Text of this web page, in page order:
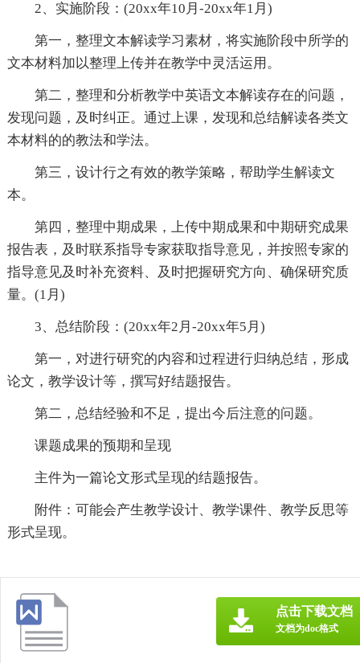
2、实施阶段：(20xx年10月-20xx年1月)
第一，整理文本解读学习素材，将实施阶段中所学的
文本材料加以整理上传并在教学中灵活运用。
第二，整理和分析教学中英语文本解读存在的问题，
发现问题，及时纠正。通过上课，发现和总结解读各类文
本材料的的教法和学法。
第三，设计行之有效的教学策略，帮助学生解读文
本。
第四，整理中期成果，上传中期成果和中期研究成果
报告表，及时联系指导专家获取指导意见，并按照专家的
指导意见及时补充资料、及时把握研究方向、确保研究质
量。(1月)
3、总结阶段：(20xx年2月-20xx年5月)
第一，对进行研究的内容和过程进行归纳总结，形成
论文，教学设计等，撰写好结题报告。
第二，总结经验和不足，提出今后注意的问题。
课题成果的预期和呈现
主件为一篇论文形式呈现的结题报告。
附件：可能会产生教学设计、教学课件、教学反思等
形式呈现。
点击下载文档
文档为doc格式